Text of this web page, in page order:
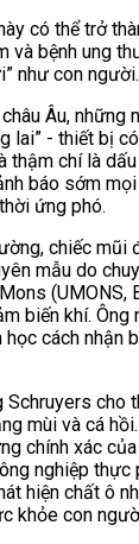
có thể trở
và bệnh ung
như con người.
Âu, những
lai” - thiết bị
thậm chí là
báo sớm
ứng phó.
chiếc mũi
mẫu do
(UMONS,
biến khí. Ông
học cách nhận
cho
mùi và cá
chính xác
nghiệp thực
hiện chất ô
khỏe con